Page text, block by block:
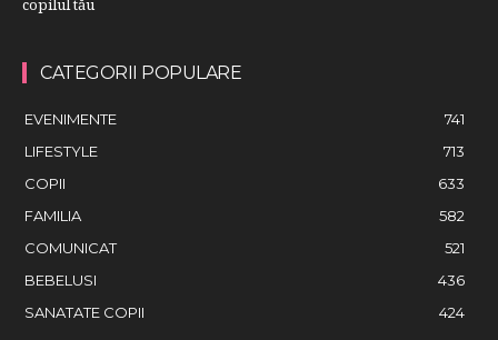
copilul tău
CATEGORII POPULARE
EVENIMENTE
741
LIFESTYLE
713
COPII
633
FAMILIA
582
COMUNICAT
521
BEBELUSI
436
SANATATE COPII
424